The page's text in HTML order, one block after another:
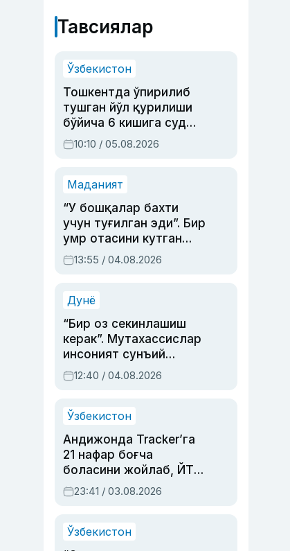
Тавсиялар
Ўзбекистон
Тошкентда ўпирилиб
тушган йўл қурилиши
бўйича 6 кишига суд
ҳукми ўқилди
10:10 / 05.08.2026
Маданият
“У бошқалар бахти
учун туғилган эди”. Бир
умр отасини кутган
актриса ва дубльяж
устаси Римма
синовларга тўла ҳаёти
13:55 / 04.08.2026
Дунё
“Бир оз секинлашиш
керак”. Мутахассислар
инсоният сунъий
интеллектни бошқара
олмай қолишидан
12:40 / 04.08.2026
Ўзбекистон
Андижонда Tracker’га
21 нафар боғча
боласини жойлаб, ЙТҲ
содир этган аёлга суд
ҳукми ўқилди
23:41 / 03.08.2026
Ўзбекистон